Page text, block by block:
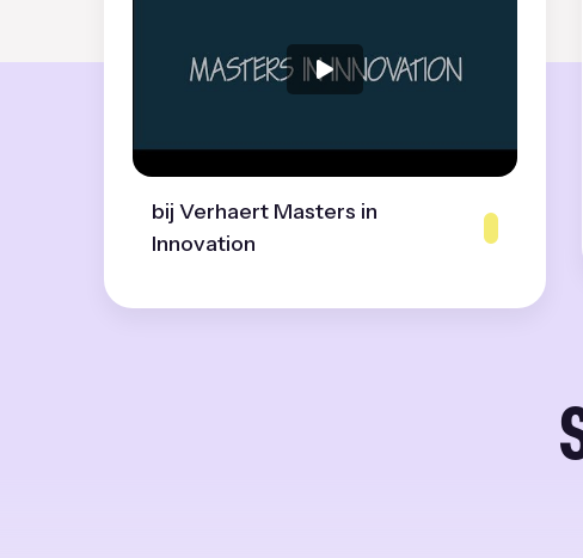
bij Verhaert Masters in
Innovation